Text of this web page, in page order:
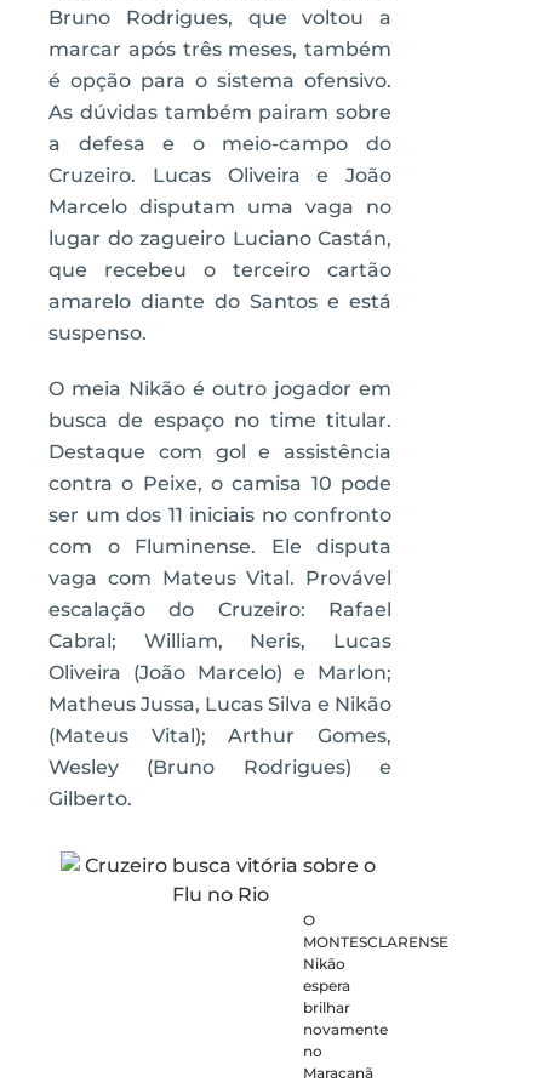
Bruno Rodrigues, que voltou a
marcar após três meses, também
é opção para o sistema ofensivo.
As dúvidas também pairam sobre
a defesa e o meio-campo do
Cruzeiro. Lucas Oliveira e João
Marcelo disputam uma vaga no
lugar do zagueiro Luciano Castán,
que recebeu o terceiro cartão
amarelo diante do Santos e está
suspenso.
O meia Nikão é outro jogador em
busca de espaço no time titular.
Destaque com gol e assistência
contra o Peixe, o camisa 10 pode
ser um dos 11 iniciais no confronto
com o Fluminense. Ele disputa
vaga com Mateus Vital. Provável
escalação do Cruzeiro: Rafael
Cabral; William, Neris, Lucas
Oliveira (João Marcelo) e Marlon;
Matheus Jussa, Lucas Silva e Nikão
(Mateus Vital); Arthur Gomes,
Wesley (Bruno Rodrigues) e
Gilberto.
O
MONTESCLARENSE
Nikão
espera
brilhar
novamente
no
Maracanã